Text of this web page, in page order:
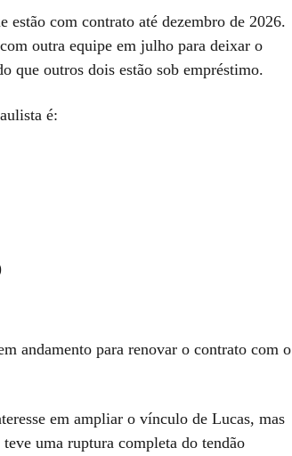
estão com contrato até dezembro de 2026.
outra equipe em julho para deixar o
que outros dois estão sob empréstimo.
é:
andamento para renovar o contrato com o
em ampliar o vínculo de Lucas, mas
uma ruptura completa do tendão